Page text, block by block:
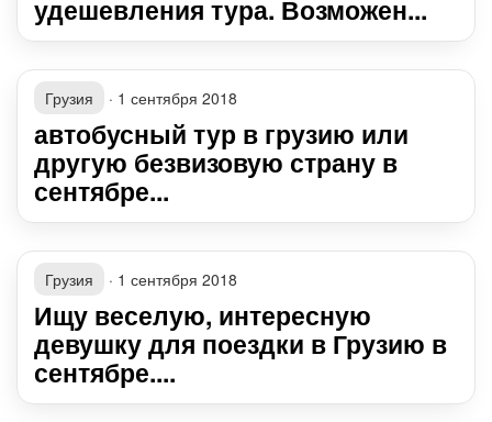
удешевления тура. Возможен...
Грузия · 1 сентября 2018
автобусный тур в грузию или
другую безвизовую страну в
сентябре...
Грузия · 1 сентября 2018
Ищу веселую, интересную
девушку для поездки в Грузию в
сентябре....